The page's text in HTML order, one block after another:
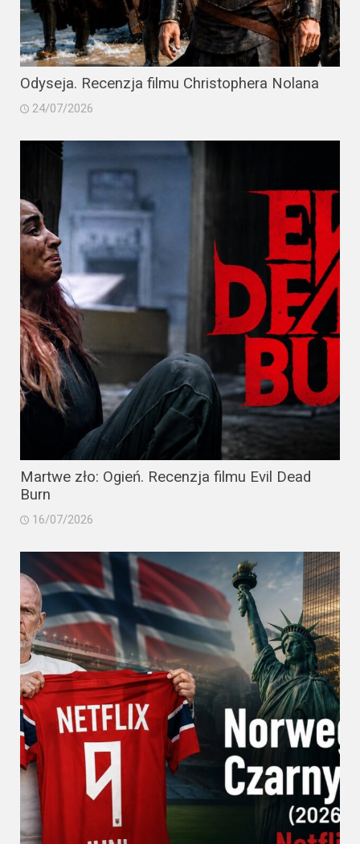
Odyseja. Recenzja filmu Christophera Nolana
24/07/2026
Martwe zło: Ogień. Recenzja filmu Evil Dead
Burn
16/07/2026